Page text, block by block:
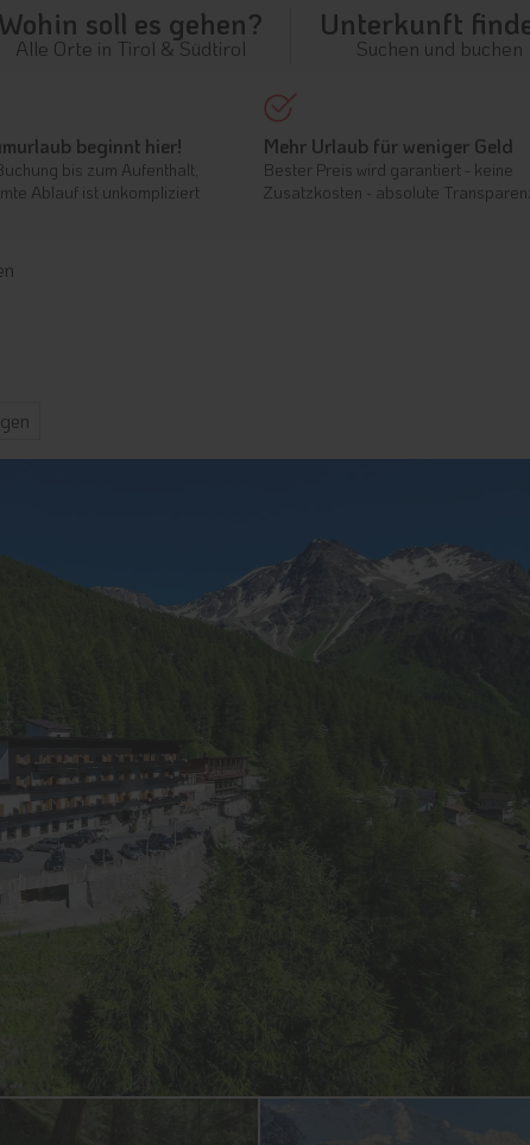
Wohin soll es gehen?
Alle Orte in Tirol & Südtirol
Unterkunft
Suchen und buchen
beginnt hier!
bis zum Aufenthalt,
Ablauf ist unkompliziert
Mehr Urlaub für weniger Geld
Bester Preis wird garantiert - keine
Zusatzkosten - absolute